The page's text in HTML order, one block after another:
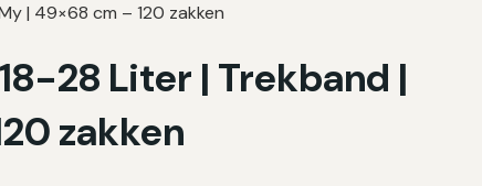
| 49×68 cm – 120 zakken
28 Liter | Trekband |
zakken